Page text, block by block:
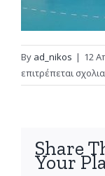
By ad_nikos | 12
επιτρέπεται
Share
Your